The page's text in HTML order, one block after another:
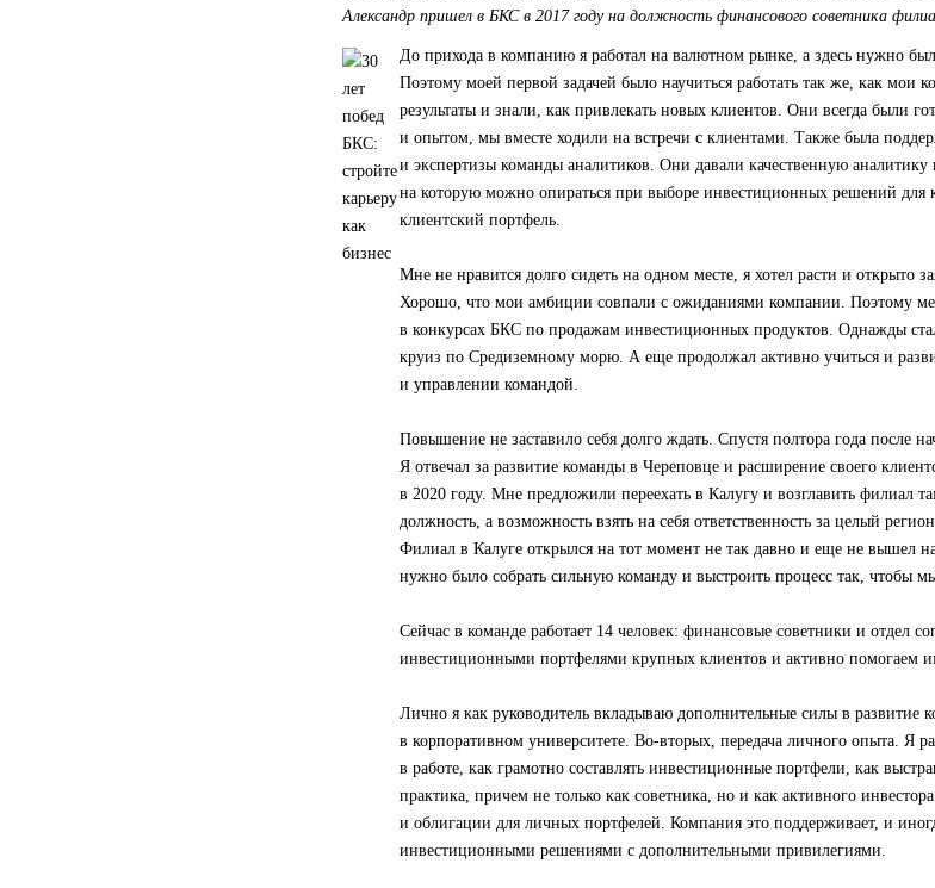
Александр пришел в БКС в 2017 году на должность финансового советника
До прихода в компанию я работал на валютном рынке, а здесь нужно
Поэтому моей первой задачей было научиться работать так же, как мои
результаты и знали, как привлекать новых клиентов. Они всегда были
и опытом, мы вместе ходили на встречи с клиентами. Также была
и экспертизы команды аналитиков. Они давали качественную
на которую можно опираться при выборе инвестиционных решений для
клиентский портфель.
Мне не нравится долго сидеть на одном месте, я хотел расти и открыто
Хорошо, что мои амбиции совпали с ожиданиями компании. Поэтому
в конкурсах БКС по продажам инвестиционных продуктов. Однажды
круиз по Средиземному морю. А еще продолжал активно учиться и
и управлении командой.
Повышение не заставило себя долго ждать. Спустя полтора года после
Я отвечал за развитие команды в Череповце и расширение своего
в 2020 году. Мне предложили переехать в Калугу и возглавить филиал
должность, а возможность взять на себя ответственность за целый
Филиал в Калуге открылся на тот момент не так давно и еще не вышел
нужно было собрать сильную команду и выстроить процесс так, чтобы
Сейчас в команде работает 14 человек: финансовые советники и отдел
инвестиционными портфелями крупных клиентов и активно помогаем
Лично я как руководитель вкладываю дополнительные силы в развитие
в корпоративном университете. Во-вторых, передача личного опыта. Я
в работе, как грамотно составлять инвестиционные портфели, как
практика, причем не только как советника, но и как активного
и облигации для личных портфелей. Компания это поддерживает, и
инвестиционными решениями с дополнительными привилегиями.